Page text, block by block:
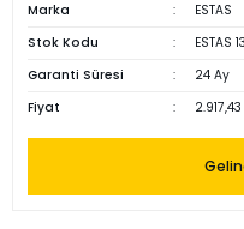
Marka
ESTAS
Stok Kodu
ESTAS
Garanti Süresi
24 Ay
Fiyat